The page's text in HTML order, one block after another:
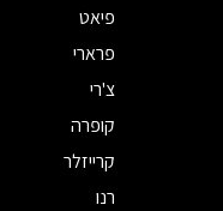
פיאט
פרארי
צ'רי
קופרה
קרייזלר
רנו